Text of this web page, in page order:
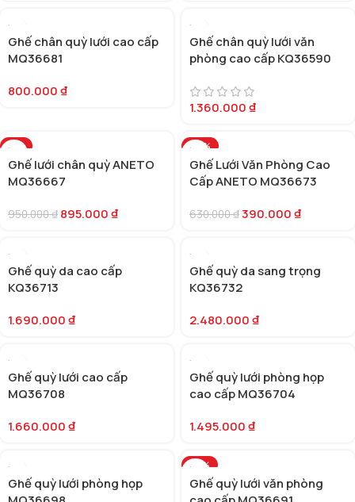
Ghế chân quỳ lưới cao cấp
MQ36681
800.000₫
Ghế chân quỳ lưới văn
phòng cao cấp KQ36590
1.360.000₫
-6%
Ghế lưới chân quỳ ANETO
MQ36667
950.000₫ 895.000₫
-38%
Ghế Lưới Văn Phòng Cao
Cấp ANETO MQ36673
630.000₫390.000₫
Ghế quỳ da cao cấp
KQ36713
1.690.000₫
Ghế quỳ da sang trọng
KQ36732
2.480.000₫
Ghế quỳ lưới cao cấp
MQ36708
1.660.000₫
Ghế quỳ lưới phòng họp
cao cấp MQ36704
1.495.000₫
Ghế quỳ lưới phòng họp
-22%
Ghế quỳ lưới văn phòng